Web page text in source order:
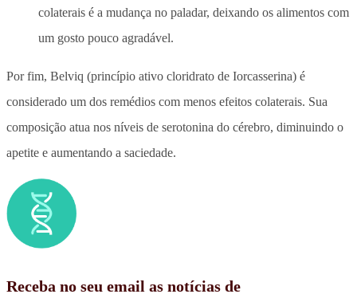
colaterais é a mudança no paladar, deixando os alimentos com
um gosto pouco agradável.
Por fim, Belviq (princípio ativo cloridrato de Iorcasserina) é
considerado um dos remédios com menos efeitos colaterais. Sua
composição atua nos níveis de serotonina do cérebro, diminuindo o
apetite e aumentando a saciedade.
Receba no seu email as notícias de